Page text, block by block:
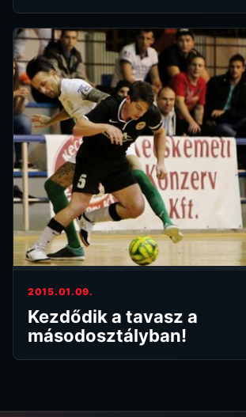
2015.01.09.
Kezdődik a tavasz a
másodosztályban!